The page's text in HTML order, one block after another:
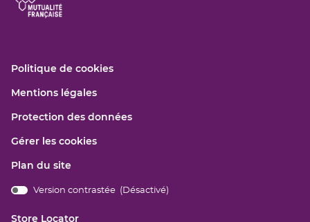
Politique de cookies(ouvre
fenêtre)
Mentions légales(ouvre
une
fenêtre)
Protection des données(ouvre
Gérer les cookies
Plan du site
Version contrastée ( Désactivé)
Store Locator